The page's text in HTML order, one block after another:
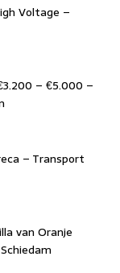
Voltage –
– €5.000 –
– Transport
van Oranje